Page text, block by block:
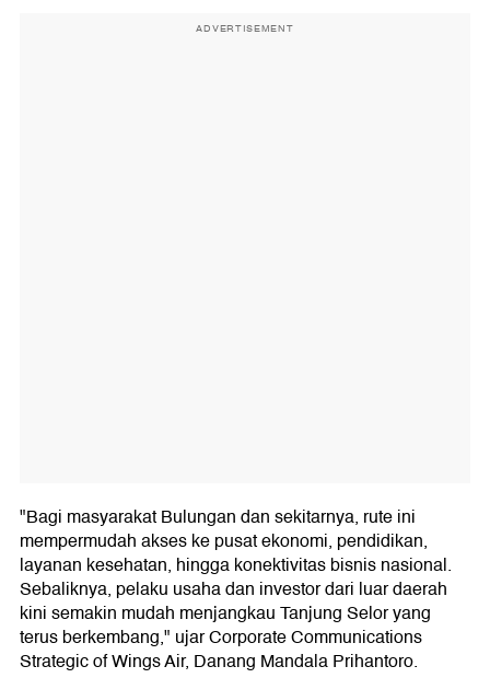
ADVERTISEMENT
"Bagi masyarakat Bulungan dan sekitarnya, rute ini
mempermudah akses ke pusat ekonomi, pendidikan,
layanan kesehatan, hingga konektivitas bisnis nasional.
Sebaliknya, pelaku usaha dan investor dari luar daerah
kini semakin mudah menjangkau Tanjung Selor yang
terus berkembang," ujar Corporate Communications
Strategic of Wings Air, Danang Mandala Prihantoro.